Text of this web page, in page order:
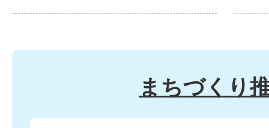
まちづくり